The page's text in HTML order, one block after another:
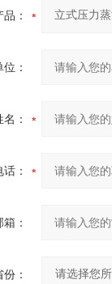
品：
：
：
：
：
份：